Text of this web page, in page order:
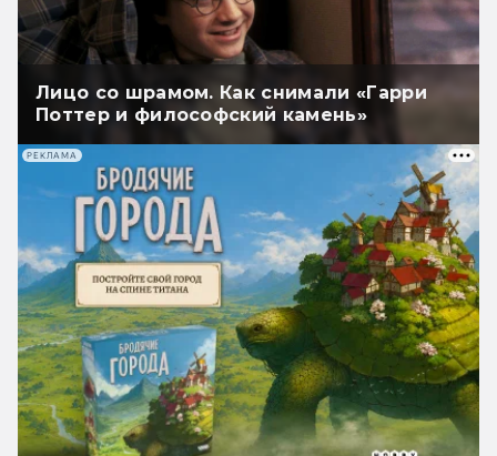
Лицо со шрамом. Как снимали «Гарри
Поттер и философский камень»
РЕКЛАМА